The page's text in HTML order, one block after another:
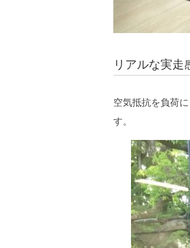
リアルな実走
空気抵抗を負荷
す。